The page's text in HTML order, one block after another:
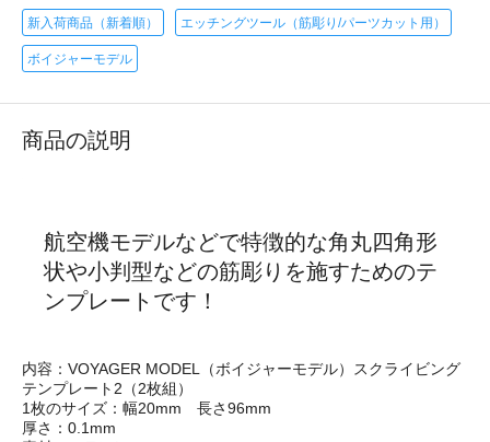
新入荷商品（新着順） エッチングツール（筋彫り/パーツカット用）
ボイジャーモデル
商品の説明
航空機モデルなどで特徴的な角丸四角形
状や小判型などの筋彫りを施すためのテ
ンプレートです！
内容：VOYAGER MODEL（ボイジャーモデル）スクライビング
テンプレート2（2枚組）
1枚のサイズ：幅20mm 長さ96mm
厚さ：0.1mm